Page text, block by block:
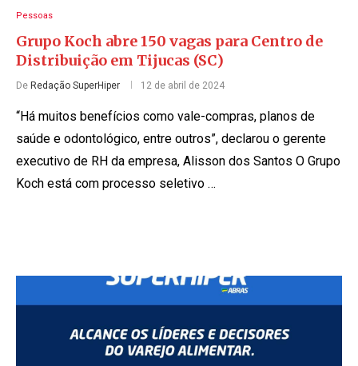
Pessoas
Grupo Koch abre 150 vagas para Centro de
Distribuição em Tijucas (SC)
De Redação SuperHiper 12 de abril de 2024
“Há muitos benefícios como vale-compras, planos de
saúde e odontológico, entre outros”, declarou o gerente
executivo de RH da empresa, Alisson dos Santos O Grupo
Koch está com processo seletivo …